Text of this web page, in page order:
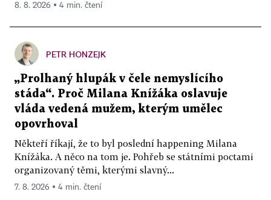
8. 8. 2026 ▪ 4 min. čtení
PETR HONZEJK
„Prolhaný hlupák v čele nemyslícího
stáda“. Proč Milana Knížáka oslavuje
vláda vedená mužem, kterým umělec
opovrhoval
Někteří říkají, že to byl poslední happening Milana
Knížáka. A něco na tom je. Pohřeb se státními poctami
organizovaný těmi, kterými slavný...
7. 8. 2026 ▪ 4 min. čtení